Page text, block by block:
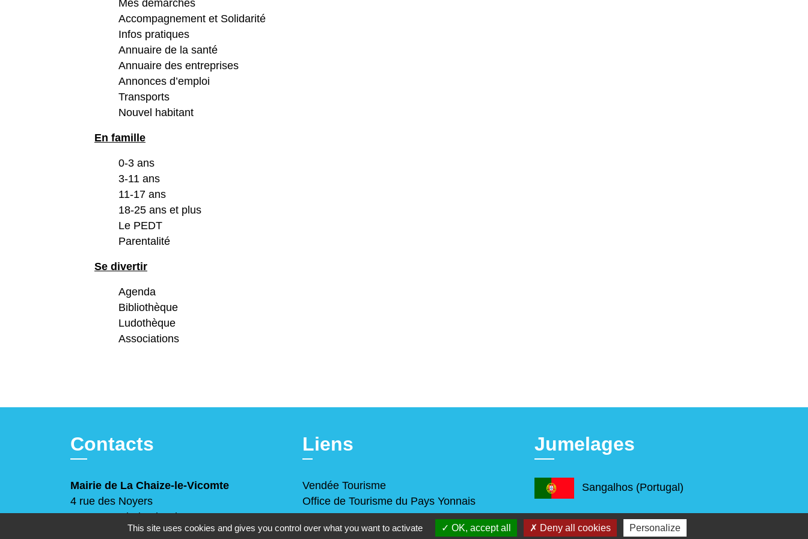
Mes démarches
Accompagnement et Solidarité
Infos pratiques
Annuaire de la santé
Annuaire des entreprises
Annonces d’emploi
Transports
Nouvel habitant
En famille
0-3 ans
3-11 ans
11-17 ans
18-25 ans et plus
Le PEDT
Parentalité
Se divertir
Agenda
Bibliothèque
Ludothèque
Associations
Contacts
Mairie de La Chaize-le-Vicomte
4 rue des Noyers
85310 La Chaize-le-Vicomte - FRANCE
+33 2 51 05 70 21
Liens
Vendée Tourisme
Office de Tourisme du Pays Yonnais
Jumelages
Sangalhos (Portugal)
This site uses cookies and gives you control over what you want to activate OK, accept all Deny all cookies Personalize